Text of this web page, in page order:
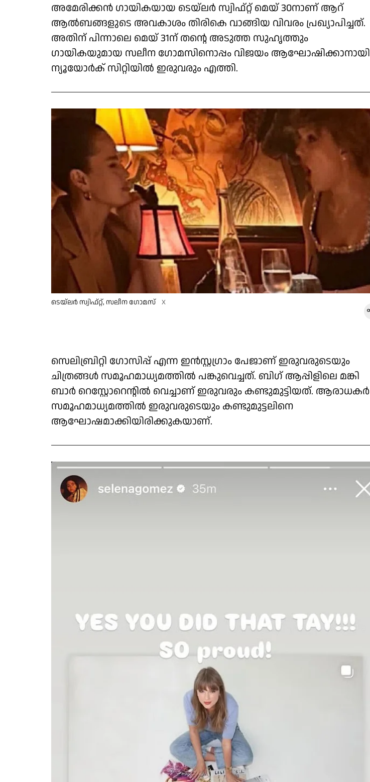
അമേരിക്കന്‍ ഗായികയായ ടെയ്‌ലര്‍ സ്വിഫ്റ്റ് മെയ് 30നാണ് ആറ്
ആല്‍ബങ്ങളുടെ അവകാശം തിരികെ വാങ്ങിയ വിവരം പ്രഖ്യാപിച്ചത്.
അതിന് പിന്നാലെ മെയ് 31ന് തന്റെ അടുത്ത സുഹൃത്തും
ഗായികയുമായ സലീന ഗോമസിനൊപ്പം വിജയം ആഘോഷിക്കാനായി
ന്യൂയോര്‍ക് സിറ്റിയില്‍ ഇരുവരും എത്തി.
ടെയ്‌ലര്‍ സ്വിഫ്റ്റ്, സലീന ഗോമസ് X
സെലിബ്രിറ്റി ഗോസിപ്പ് എന്ന ഇന്‍സ്റ്റഗ്രാം പേജാണ് ഇരുവരുടെയും
ചിത്രങ്ങള്‍ സമൂഹമാധ്യമത്തില്‍ പങ്കുവെച്ചത്. ബിഗ് ആപ്പിളിലെ മങ്കി
ബാര്‍ റെസ്റ്റോറെന്റില്‍ വെച്ചാണ് ഇരുവരും കണ്ടുമുട്ടിയത്. ആരാധകര്‍
സമൂഹമാധ്യമത്തില്‍ ഇരുവരുടെയും കണ്ടുമുട്ടലിനെ
ആഘോഷമാക്കിയിരിക്കുകയാണ്.